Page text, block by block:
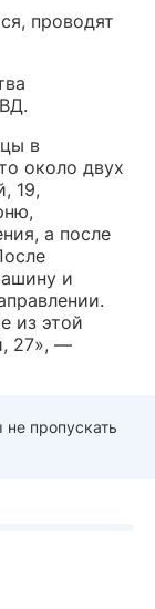
проводят
в
около двух
19,
а после
и
из этой
27», —
не пропускать